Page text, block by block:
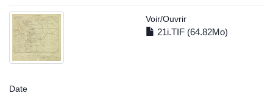
Voir/Ouvrir
21i.TIF (64.82Mo)
Date